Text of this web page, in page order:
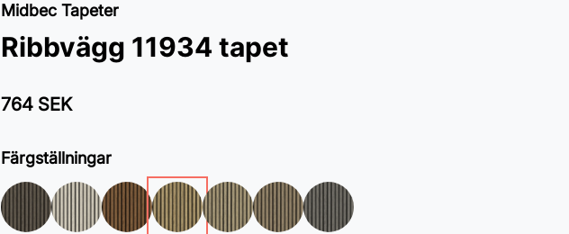
Midbec Tapeter
Ribbvägg 11934 tapet
764 SEK
Färgställningar